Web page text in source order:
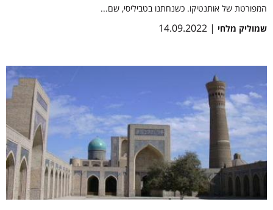
המפורטת של אותנטיקו. כשנחתנו בטביליסי, שם...
שמוליק מלחי | 14.09.2022